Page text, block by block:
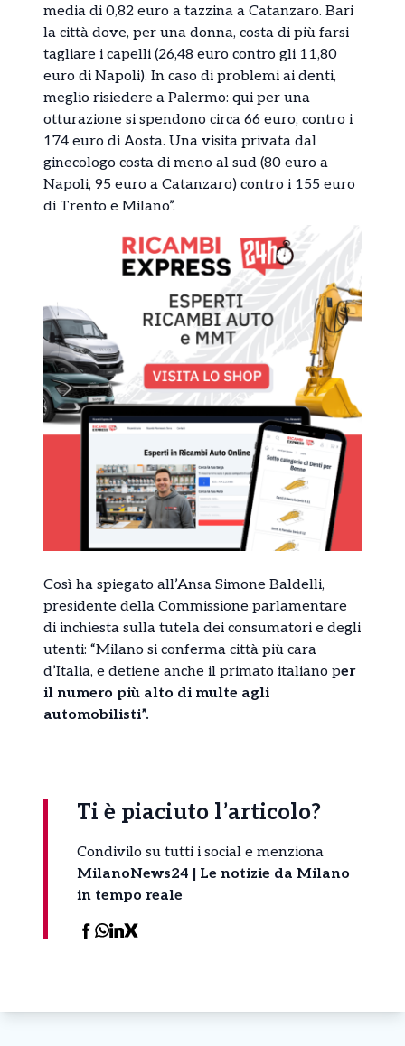
media di 0,82 euro a tazzina a Catanzaro. Bari
la città dove, per una donna, costa di più farsi
tagliare i capelli (26,48 euro contro gli 11,80
euro di Napoli). In caso di problemi ai denti,
meglio risiedere a Palermo: qui per una
otturazione si spendono circa 66 euro, contro i
174 euro di Aosta. Una visita privata dal
ginecologo costa di meno al sud (80 euro a
Napoli, 95 euro a Catanzaro) contro i 155 euro
di Trento e Milano”.
Così ha spiegato all’Ansa Simone Baldelli,
presidente della Commissione parlamentare
di inchiesta sulla tutela dei consumatori e degli
utenti: “Milano si conferma città più cara
d’Italia, e detiene anche il primato italiano per
il numero più alto di multe agli
automobilisti”.
Ti è piaciuto l’articolo?
Condivilo su tutti i social e menziona
MilanoNews24 | Le notizie da Milano
in tempo reale